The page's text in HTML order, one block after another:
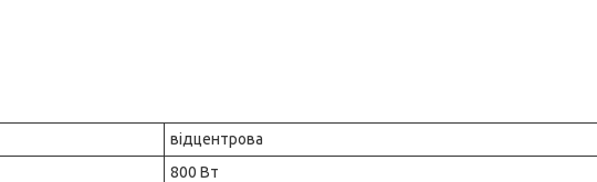
відцентрова
800 Вт